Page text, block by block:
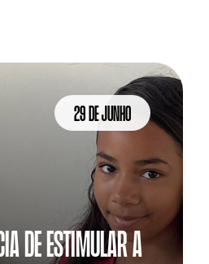
29 de junho
de estimular a